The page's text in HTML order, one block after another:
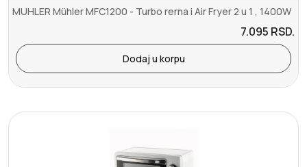
MUHLER Mühler MFC1200 - Turbo rerna i Air Fryer 2 u 1 , 1400W
7.095 RSD.
Dodaj u korpu